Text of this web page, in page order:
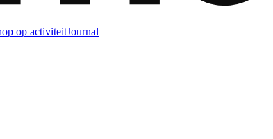
op activiteitJournal